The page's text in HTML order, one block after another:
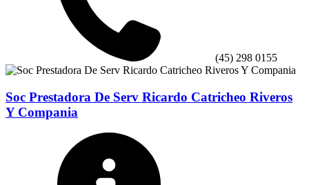
(45) 298 0155
Soc Prestadora De Serv Ricardo Catricheo Riveros
Y Compania